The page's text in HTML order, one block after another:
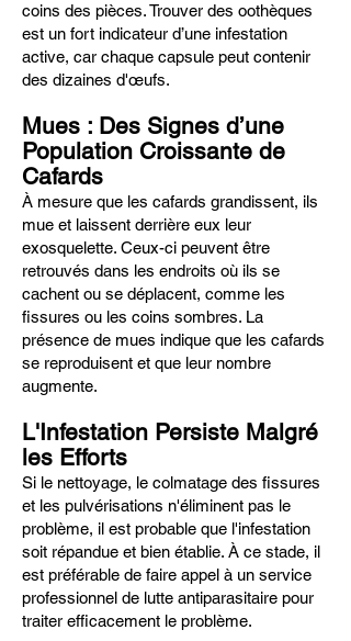
coins des pièces. Trouver des oothèques
est un fort indicateur d’une infestation
active, car chaque capsule peut contenir
des dizaines d'œufs.
Mues : Des Signes d’une
Population Croissante de
Cafards
À mesure que les cafards grandissent, ils
mue et laissent derrière eux leur
exosquelette. Ceux-ci peuvent être
retrouvés dans les endroits où ils se
cachent ou se déplacent, comme les
fissures ou les coins sombres. La
présence de mues indique que les cafards
se reproduisent et que leur nombre
augmente.
L'Infestation Persiste Malgré
les Efforts
Si le nettoyage, le colmatage des fissures
et les pulvérisations n'éliminent pas le
problème, il est probable que l'infestation
soit répandue et bien établie. À ce stade, il
est préférable de faire appel à un service
professionnel de lutte antiparasitaire pour
traiter efficacement le problème.